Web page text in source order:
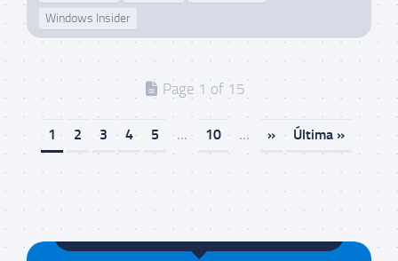
Windows Insider
Page 1 of 15
1 2 3 4 5 ... 10 ... » Última »
Maison da Silva